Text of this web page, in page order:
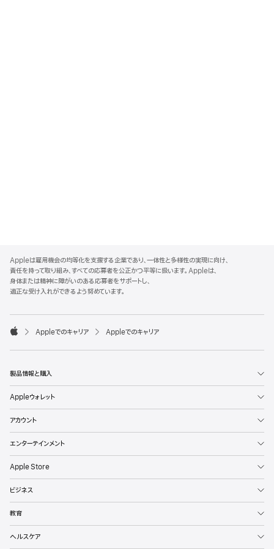
p
p
l
e
o
t
Appleは雇用機会の均等化を支援する企業であり、一体性と多様性の実現に向け、
責任を持って取り組み、すべての応募者を公正かつ平等に扱います。Appleは、
身体または精神に障がいのある応募者をサポートし、
適正な受け入れができるよう努めています。

p
l
Appleでのキャリア Appleでのキャリア
製品情報と購入
Appleウォレット
アカウント
エンターテインメント
Apple Store
ビジネス
教育
ヘルスケア